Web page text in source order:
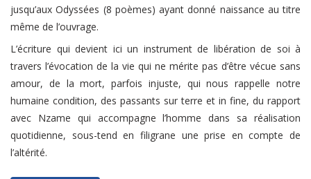
jusqu’aux Odyssées (8 poèmes) ayant donné naissance au titre
même de l’ouvrage.
L’écriture qui devient ici un instrument de libération de soi à
travers l’évocation de la vie qui ne mérite pas d’être vécue sans
amour, de la mort, parfois injuste, qui nous rappelle notre
humaine condition, des passants sur terre et in fine, du rapport
avec Nzame qui accompagne l’homme dans sa réalisation
quotidienne, sous-tend en filigrane une prise en compte de
l’altérité.